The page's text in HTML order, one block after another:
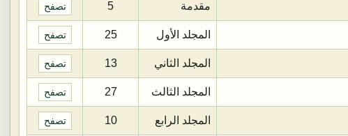
مقدمة 5 تصفح
المجلد الأول 25 تصفح
المجلد الثاني 13 تصفح
المجلد الثالث 27 تصفح
المجلد الرابع 10 تصفح